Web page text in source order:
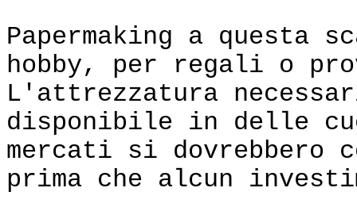
Papermaking a questa
hobby, per regali o
L'attrezzatura
disponibile in delle
mercati si dovrebbero
prima che alcun